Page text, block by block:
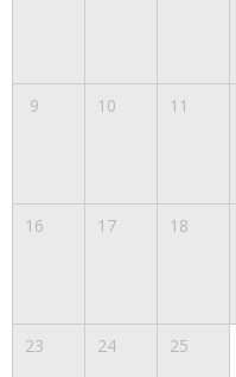
9 10 11
16 17 18
23 24 25